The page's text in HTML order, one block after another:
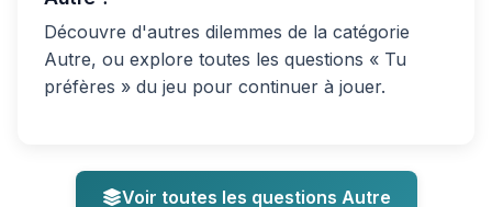
Découvre d'autres dilemmes de la catégorie
Autre, ou explore toutes les questions « Tu
préfères » du jeu pour continuer à jouer.
Voir toutes les questions Autre